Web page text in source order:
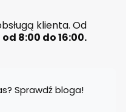
klienta. Od
od 8:00 do 16:00.
Sprawdź bloga!